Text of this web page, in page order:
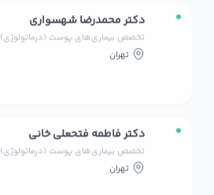
دکتر محمدرضا شهسواری
تخصص بیماری‌های پوست (درماتولوژی)
تهران
دکتر فاطمه فتحعلی خانی
تخصص بیماری‌های پوست (درماتولوژی)
تهران